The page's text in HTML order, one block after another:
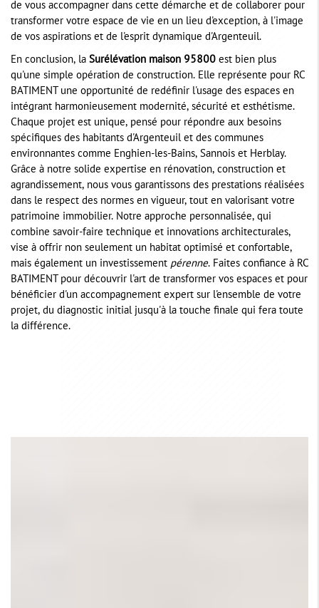
de vous accompagner dans cette démarche et de collaborer pour
transformer votre espace de vie en un lieu d'exception, à l'image
de vos aspirations et de l'esprit dynamique d'Argenteuil.
En conclusion, la Surélévation maison 95800 est bien plus
qu'une simple opération de construction. Elle représente pour RC
BATIMENT une opportunité de redéfinir l'usage des espaces en
intégrant harmonieusement modernité, sécurité et esthétisme.
Chaque projet est unique, pensé pour répondre aux besoins
spécifiques des habitants d'Argenteuil et des communes
environnantes comme Enghien-les-Bains, Sannois et Herblay.
Grâce à notre solide expertise en rénovation, construction et
agrandissement, nous vous garantissons des prestations réalisées
dans le respect des normes en vigueur, tout en valorisant votre
patrimoine immobilier. Notre approche personnalisée, qui
combine savoir-faire technique et innovations architecturales,
vise à offrir non seulement un habitat optimisé et confortable,
mais également un investissement pérenne. Faites confiance à RC
BATIMENT pour découvrir l'art de transformer vos espaces et pour
bénéficier d'un accompagnement expert sur l'ensemble de votre
projet, du diagnostic initial jusqu'à la touche finale qui fera toute
la différence.